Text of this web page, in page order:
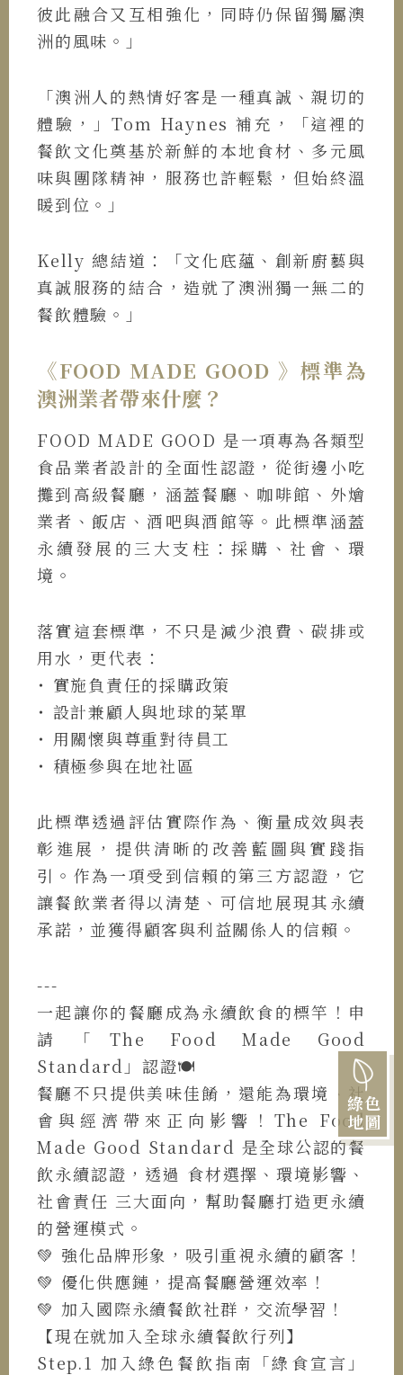
綠色
地圖
彼此融合又互相強化，同時仍保留獨屬澳
洲的風味。」
「澳洲人的熱情好客是一種真誠、親切的
體驗，」Tom Haynes 補充，「這裡的
餐飲文化奠基於新鮮的本地食材、多元風
味與團隊精神，服務也許輕鬆，但始終溫
暖到位。」
Kelly 總結道：「文化底蘊、創新廚藝與
真誠服務的結合，造就了澳洲獨一無二的
餐飲體驗。」
《FOOD MADE GOOD 》標準為
澳洲業者帶來什麼？
FOOD MADE GOOD 是一項專為各類型
食品業者設計的全面性認證，從街邊小吃
攤到高級餐廳，涵蓋餐廳、咖啡館、外燴
業者、飯店、酒吧與酒館等。此標準涵蓋
永續發展的三大支柱：採購、社會、環
境。
落實這套標準，不只是減少浪費、碳排或
用水，更代表：
˙ 實施負責任的採購政策
˙ 設計兼顧人與地球的菜單
˙ 用關懷與尊重對待員工
˙ 積極參與在地社區
此標準透過評估實際作為、衡量成效與表
彰進展，提供清晰的改善藍圖與實踐指
引。作為一項受到信賴的第三方認證，它
讓餐飲業者得以清楚、可信地展現其永續
承諾，並獲得顧客與利益關係人的信賴。
---
一起讓你的餐廳成為永續飲食的標竿！申
請「The Food Made Good
Standard」認證🍽️
餐廳不只提供美味佳餚，還能為環境、社
會與經濟帶來正向影響！The Food
Made Good Standard 是全球公認的餐
飲永續認證，透過 食材選擇、環境影響、
社會責任 三大面向，幫助餐廳打造更永續
的營運模式。
💚 強化品牌形象，吸引重視永續的顧客！
💚 優化供應鏈，提高餐廳營運效率！
💚 加入國際永續餐飲社群，交流學習！
【現在就加入全球永續餐飲行列】
Step.1 加入綠色餐飲指南「綠食宣言」